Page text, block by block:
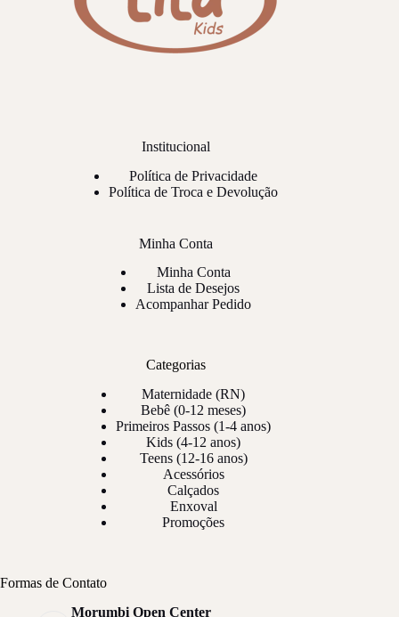
Institucional
Política de Privacidade
Política de Troca e Devolução
Minha Conta
Minha Conta
Lista de Desejos
Acompanhar Pedido
Categorias
Maternidade (RN)
Bebê (0-12 meses)
Primeiros Passos (1-4 anos)
Kids (4-12 anos)
Teens (12-16 anos)
Acessórios
Calçados
Enxoval
Promoções
Formas de Contato
Morumbi Open Center